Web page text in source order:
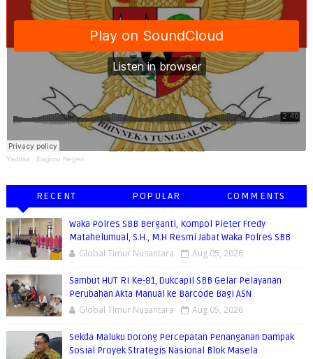
Yaditsa · Bagimu Negeri
RECENT POPULAR COMMENTS
Waka Polres SBB Berganti, Kompol Pieter Fredy
Matahelumual, S.H., M.H Resmi Jabat Waka Polres SBB
Global Timur Nusantara Aug 05, 2026
Sambut HUT RI Ke-81, Dukcapil SBB Gelar Pelayanan
Perubahan Akta Manual ke Barcode Bagi ASN
Global Timur Nusantara Aug 05, 2026
Sekda Maluku Dorong Percepatan Penanganan Dampak
Sosial Proyek Strategis Nasional Blok Masela